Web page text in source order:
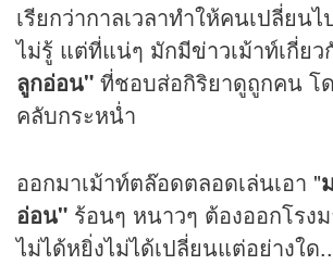
เรียกว่ากาลเวลาทำให้คนเปลี่ยนไ
ไม่รู้ แต่ที่แน่ๆ มักมีข่าวเม้าท์เกี่ยว
ลูกอ่อน" ที่ชอบส่อกิริยาดูถูกคน โ
คลับกระหน่ำ
ออกมาเม้าท์ตล๊อดตลอดเล่นเอา "
อ่อน" ร้อนๆ หนาวๆ ต้องออกโรง
ไม่ได้หยิ่งไม่ได้เปลี่ยนแต่อย่างใด